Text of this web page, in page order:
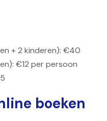
+ 2 kinderen): €40
€12 per persoon
boeken